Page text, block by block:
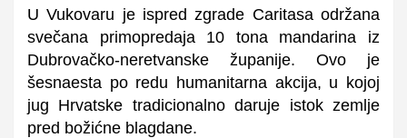
U Vukovaru je ispred zgrade Caritasa održana
svečana primopredaja 10 tona mandarina iz
Dubrovačko-neretvanske županije. Ovo je
šesnaesta po redu humanitarna akcija, u kojoj
jug Hrvatske tradicionalno daruje istok zemlje
pred božićne blagdane.